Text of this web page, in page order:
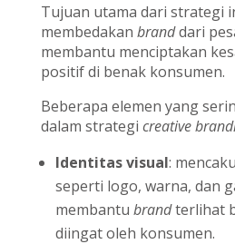
Tujuan utama dari strategi
membedakan branddari
membantu menciptakan
positif di benak konsumen.
Beberapa elemen yang
dalam strategi creative
Identitas visual:
seperti logo, warna, dan
membantu brandterlihat
diingat oleh konsumen.